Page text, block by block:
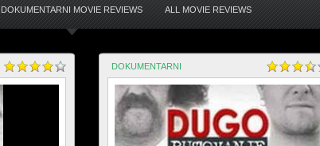
DOKUMENTARNI MOVIE REVIEWS ALL MOVIE REVIEWS
DOKUMENTARNI